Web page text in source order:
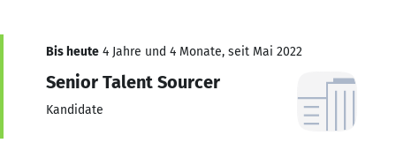
Bis heute 4 Jahre und 4 Monate, seit Mai 2022
Senior Talent Sourcer
Kandidate